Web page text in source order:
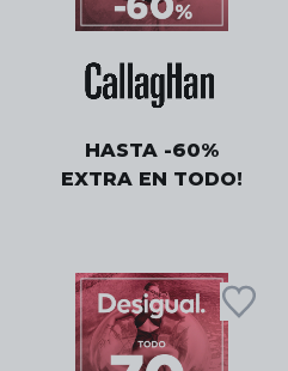
HASTA -60%
EXTRA EN TODO!